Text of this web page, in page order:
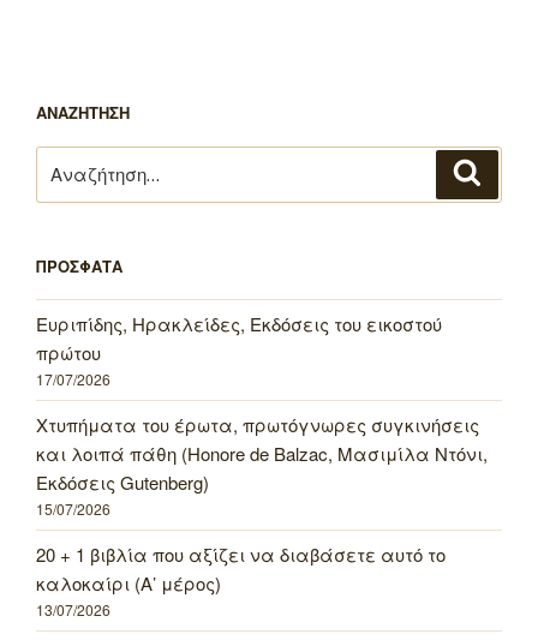
ΑΝΑΖΗΤΗΣΗ
για:
ΠΡΟΣΦΑΤΑ
Ευριπίδης, Ηρακλείδες, Εκδόσεις του εικοστού
πρώτου
17/07/2026
Χτυπήματα του έρωτα, πρωτόγνωρες συγκινήσεις
και λοιπά πάθη (Honore de Balzac, Μασιμίλα Ντόνι,
Εκδόσεις Gutenberg)
15/07/2026
20 + 1 βιβλία που αξίζει να διαβάσετε αυτό το
καλοκαίρι (Α’ μέρος)
13/07/2026